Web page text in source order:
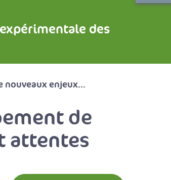
des
nouveaux enjeux...
de
attentes